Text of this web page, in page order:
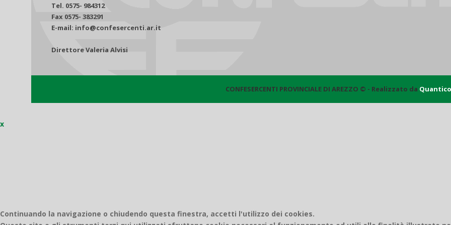
Tel. 0575- 984312
Fax 0575- 383291
E-mail: info@confesercenti.ar.it
Direttore Valeria Alvisi
CONFESERCENTI PROVINCIALE DI AREZZO © - Realizzato da Quantico
x
Continuando la navigazione o chiudendo questa finestra, accetti l'utilizzo dei cookies.